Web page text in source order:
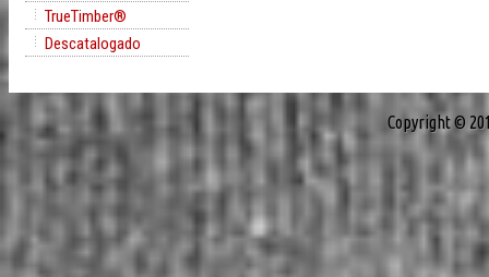
TrueTimber®
Descatalogado
Copyright ©